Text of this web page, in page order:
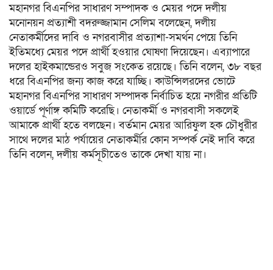
মহানগর বিএনপির সাধারণ সম্পাদক ও মেয়র পদে দলীয়
মনোনয়ন প্রত্যাশী বদরুজ্জামান সেলিম বলেছেন, দলীয়
নেতাকর্মীদের দাবি ও নগরবাসীর প্রত্যাশা-সমর্থন পেয়ে তিনি
ইতিমধ্যে মেয়র পদে প্রার্থী হওয়ার ঘোষণা দিয়েছেন। এব্যাপারে
দলের হাইকমান্ডেরও সবুজ সংকেত রয়েছে। তিনি বলেন, ৩৮ বছর
ধরে বিএনপির জন্য কাজ করে যাচ্ছি। কাউন্সিলরদের ভোটে
মহানগর বিএনপির সাধারণ সম্পাদক নির্বাচিত হয়ে নগরীর প্রতিটি
ওয়ার্ডে পূর্ণাঙ্গ কমিটি করেছি। নেতাকর্মী ও নগরবাসী সকলেই
আমাকে প্রার্থী হতে বলছেন। বর্তমান মেয়র আরিফুল হক চৌধুরীর
সাথে দলের মাঠ পর্যায়ের নেতাকর্মীর কোন সম্পর্ক নেই দাবি করে
তিনি বলেন, দলীয় কর্মসূচীতেও তাকে দেখা যায় না।